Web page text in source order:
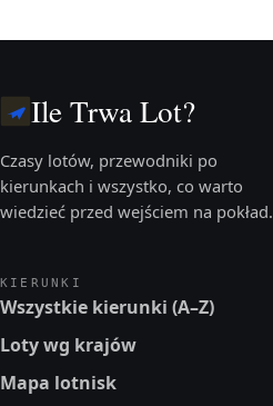
Ile Trwa Lot?
Czasy lotów, przewodniki po
kierunkach i wszystko, co warto
wiedzieć przed wejściem na pokład.
KIERUNKI
Wszystkie kierunki (A–Z)
Loty wg krajów
Mapa lotnisk